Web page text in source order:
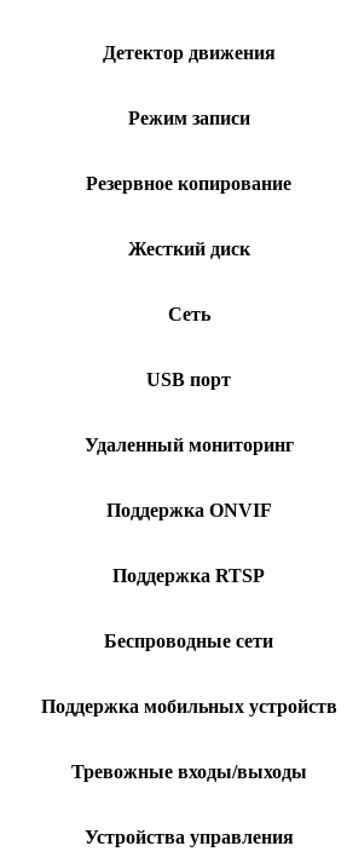
Детектор движения
Режим записи
Резервное копирование
Жесткий диск
Сеть
USB порт
Удаленный мониторинг
Поддержка ONVIF
Поддержка RTSP
Беспроводные сети
Поддержка мобильных устройств
Тревожные входы/выходы
Устройства управления